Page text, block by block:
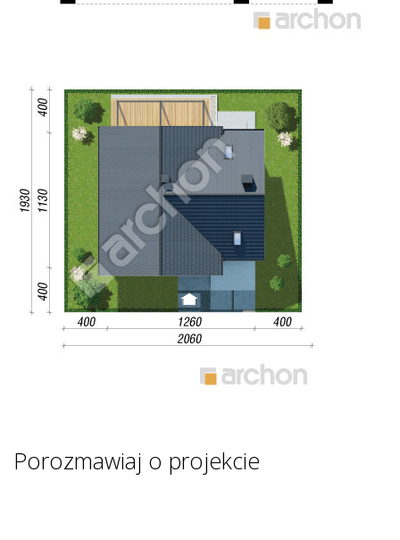
Porozmawiaj o projekcie